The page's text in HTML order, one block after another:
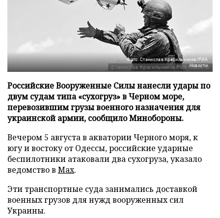
Фото: Станислав Красильников/РИА
Новости
Российские Вооруженные Силы нанесли удары по
двум судам типа «сухогруз» в Черном море,
перевозившим грузы военного назначения для
украинской армии, сообщило Минобороны.
Вечером 5 августа в акватории Черного моря, к
югу и востоку от Одессы, российские ударные
беспилотники атаковали два сухогруза, указало
ведомство в Max.
Эти транспортные суда занимались доставкой
военных грузов для нужд вооруженных сил
Украины.